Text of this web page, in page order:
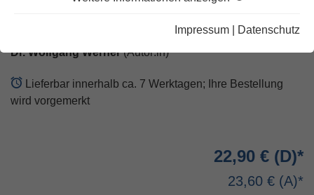
Impressum Datenschutz
Dr. Wolfgang Werner(Autor:in)
Lieferbar innerhalb ca. 7 Werktagen; Ihre Bestellung
wird vorgemerkt
22,90 €
23,60 €